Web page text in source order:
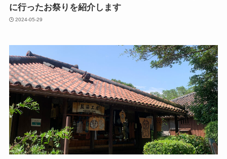
に行ったお祭りを紹介します
2024-05-29